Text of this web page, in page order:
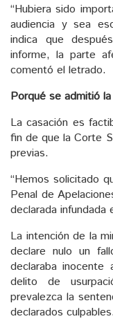
“Hubiera sido
audiencia y sea
indica que
informe, la parte
comentó el letrado.
Porqué se admitió
La casación es
fin de que la Corte
previas.
“Hemos solicitado
Penal de
declarada
La intención de la
declare nulo un
declaraba
delito de
prevalezca la
declarados